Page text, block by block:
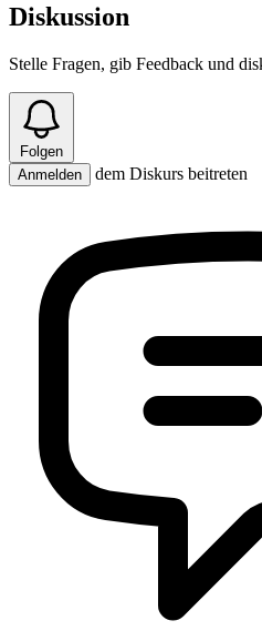
Diskussion
Stelle Fragen, gib Feedback und
Folgen
Anmelden
dem Diskurs beitreten